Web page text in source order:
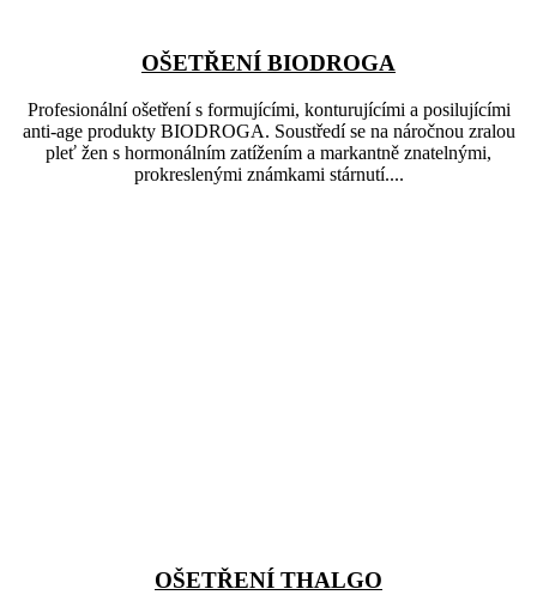
OŠETŘENÍ BIODROGA
Profesionální ošetření s formujícími, konturujícími a posilujícími
anti-age produkty BIODROGA. Soustředí se na náročnou zralou
pleť žen s hormonálním zatížením a markantně znatelnými,
prokreslenými známkami stárnutí....
OŠETŘENÍ THALGO